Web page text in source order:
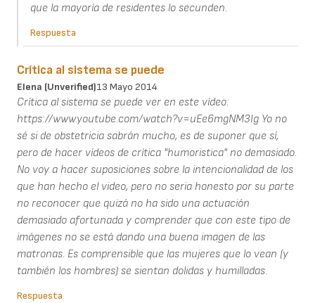
que la mayoría de residentes lo secunden.
Respuesta
Crítica al sistema se puede
Elena (unverified)13 Mayo 2014
Crítica al sistema se puede ver en este vídeo:
https://www.youtube.com/watch?v=uEe6mgNM3Ig Yo no
sé si de obstetricia sabrán mucho, es de suponer que sí,
pero de hacer vídeos de crítica "humoristica" no demasiado.
No voy a hacer suposiciones sobre la intencionalidad de los
que han hecho el video, pero no seria honesto por su parte
no reconocer que quizá no ha sido una actuación
demasiado afortunada y comprender que con este tipo de
imágenes no se está dando una buena imagen de las
matronas. Es comprensible que las mujeres que lo vean (y
también los hombres) se sientan dolidas y humilladas.
Respuesta